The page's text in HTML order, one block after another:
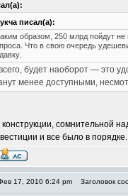
писал(а):
образом, 250 млрд пойдут не
Что в свою очередь
будет наоборот — это
менее доступными,
сомнительной
и все было в порядке.
17, 2010 6:24 pm Заголовок